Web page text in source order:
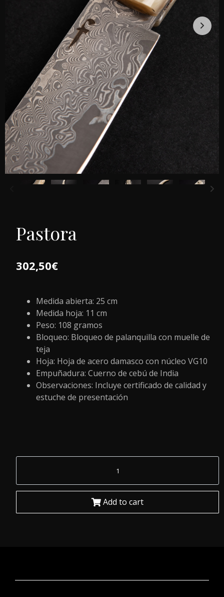
Pastora
302,50€
Medida abierta: 25 cm
Medida hoja: 11 cm
Peso: 108 gramos
Bloqueo: Bloqueo de palanquilla con muelle de
teja
Hoja: Hoja de acero damasco con núcleo VG10
Empuñadura: Cuerno de cebú de India
Observaciones: Incluye certificado de calidad y
estuche de presentación
Add to cart